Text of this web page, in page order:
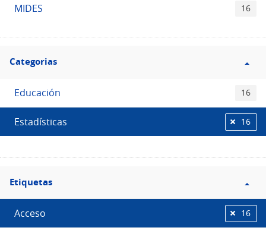
MIDES 16
Filtro
Categorias
Categorias
Educación 16
Estadísticas 16
Filtro
Etiquetas
Etiquetas
Acceso 16